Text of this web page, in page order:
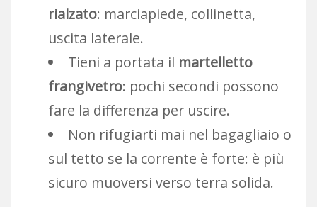
rialzato: marciapiede, collinetta,
uscita laterale.
Tieni a portata il martelletto
frangivetro: pochi secondi possono
fare la differenza per uscire.
Non rifugiarti mai nel bagagliaio o
sul tetto se la corrente è forte: è più
sicuro muoversi verso terra solida.